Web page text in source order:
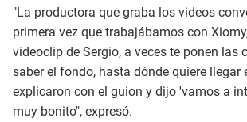
"La productora que graba los videos
primera vez que trabajábamos con
videoclip de Sergio, a veces te ponen las
saber el fondo, hasta dónde quiere llegar
explicaron con el guion y dijo 'vamos a
muy bonito", expresó.